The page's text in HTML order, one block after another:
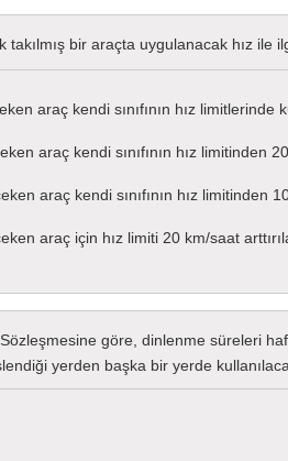
takılmış bir araçta uygulanacak hız ile
araç kendi sınıfının hız limitlerinde
araç kendi sınıfının hız limitinden
araç kendi sınıfının hız limitinden
araç için hız limiti 20 km/saat
göre, dinlenme süreleri
yerden başka bir yerde